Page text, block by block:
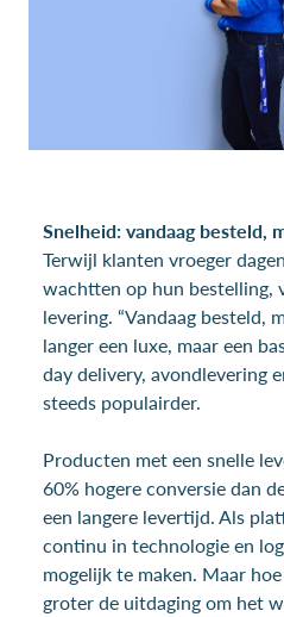
Snelheid: vandaag besteld,
Terwijl klanten vroeger
wachtten op hun bestelling,
levering. “Vandaag besteld,
langer een luxe, maar een
day delivery, avondlevering
steeds populairder.
Producten met een snelle
60% hogere conversie dan
een langere levertijd. Als
continu in technologie en
mogelijk te maken. Maar
groter de uitdaging om het